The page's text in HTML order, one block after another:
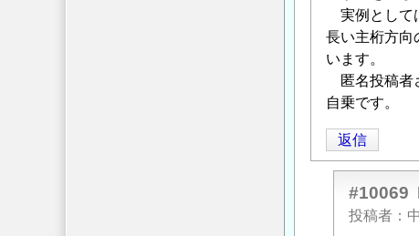
計
算」
へ
の
返
信
実例として
長い主桁方向
います。
匿名投稿者
自乗です。
返信
#10069
投稿者